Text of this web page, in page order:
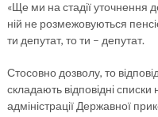
«Ще ми на стадії уточнення
ній не розмежовуються
ти депутат, то ти – депутат.
Стосовно дозволу, то
складають відповідні
адміністрації Державної